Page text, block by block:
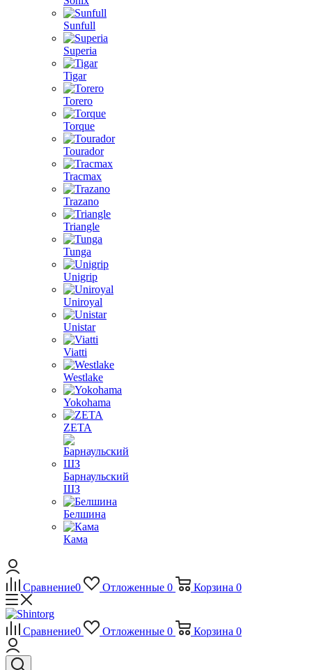
Sunfull
Superia
Tigar
Torero
Torque
Tourador
Tracmax
Trazano
Triangle
Tunga
Unigrip
Uniroyal
Unistar
Viatti
Westlake
Yokohama
ZETA
Барнаульский
ШЗ
Белшина
Кама
Сравнение0 Отложенные 0 Корзина 0
Сравнение0 Отложенные 0 Корзина 0